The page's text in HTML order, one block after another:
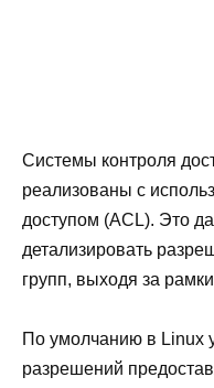
Системы контроля
реализованы с
доступом (ACL). Это
детализировать
групп, выходя за
По умолчанию в Linux
разрешений